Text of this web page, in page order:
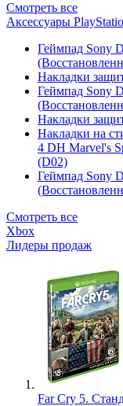
Смотреть все
Аксессуары
Геймпад Sony
Накладки
Геймпад Sony
Накладки
Накладки на
4 DH Marvel's
(D02)
Геймпад Sony
Смотреть все
Xbox
Лидеры продаж
Far Cry 5.